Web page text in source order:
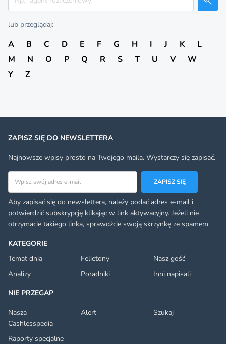
lub przeglądaj:
A B C D E F G H I J K
L
M
N O P Q R S T U V
W
Y
Z
KATEGORIE
Temat dnia
Felietony
Nasz gość
Analizy
Poradniki
Inni napisali
NIE PRZEGAP
Nasza
Cashlesspedia
Alert Szukaj
Raporty specjalne
ZAPISZ SIĘ DO NEWSLETTERA
Najnowsze wpisy prosto na Twojego maila. Wystarczy się zapisać.
Adres email
ZAPISZ SIĘ
Aby zapisać się do newslettera, należy podać adres e-mail i
potwierdzić subskrypcję klikając w link aktywacyjny. Jeżeli nie
otrzymacie takiego linka, sprawdźcie swoją skrzynkę ze spamem.